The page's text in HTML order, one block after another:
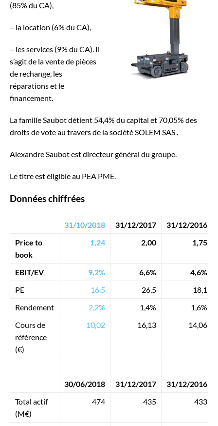
(85% du CA),
– la location (6% du CA),
– les services (9% du CA). Il
s’agit de la vente de pièces
de rechange, les
réparations et le
financement.
La famille Saubot détient 54,4% du capital et 70,05% des
droits de vote au travers de la société SOLEM SAS .
Alexandre Saubot est directeur général du groupe.
Le titre est éligible au PEA PME.
Données chiffrées
31/10/2018 31/12/2017
31/12/2016
Price to
book
1,24 2,00 1,75
EBIT/EV 9,2% 6,6%
4,6%
PE
16,5 26,5
18,1
Rendement
2,2% 1,4%
1,6%
Cours de
référence
(€)
10,02 16,13 14,06
30/06/2018 31/12/2017
31/12/2016
Total actif
(M€)
474 435 433